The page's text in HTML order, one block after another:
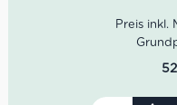
intensives
leicht
Idealer Versandkarton: